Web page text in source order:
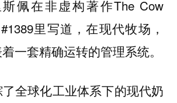
佩在非虚构著作The Cow
里写道，在现代牧场，
一套精确运转的管理系统。
全球化工业体系下的现代奶